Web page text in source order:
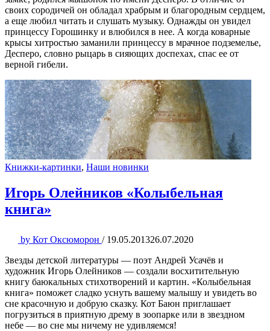
своих сородичей он обладал храбрым и благородным сердцем,
а еще любил читать и слушать музыку. Однажды он увидел
принцессу Горошинку и влюбился в нее. А когда коварные
крысы хитростью заманили принцессу в мрачное подземелье,
Десперо, словно рыцарь в сияющих доспехах, спас ее от
верной гибели.
Книжки-картинки, Наши новинки
Игорь Олейников «Колыбельная
книга»
by Кот Оксюморон / 19.05.201326.07.2020
Звезды детской литературы — поэт Андрей Усачёв и
художник Игорь Олейников — создали восхитительную
книгу баюкальных стихотворений и картин. «Колыбельная
книга» поможет сладко уснуть вашему малышу и увидеть во
сне красочную и добрую сказку. Кот Баюн приглашает
погрузиться в приятную дрему в зоопарке или в звездном
небе — во сне мы ничему не удивляемся!